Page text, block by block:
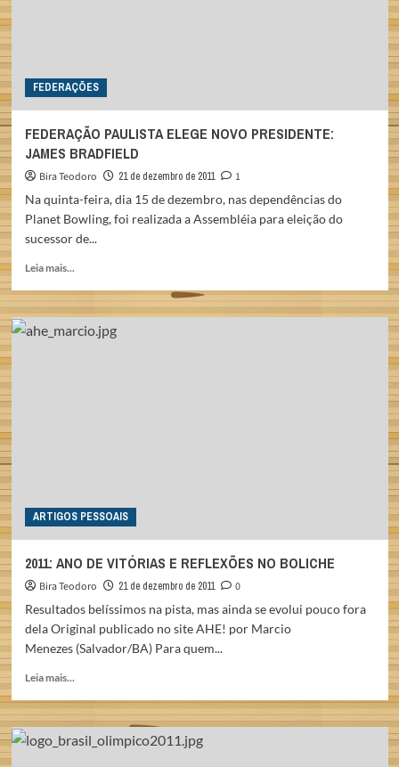
FEDERAÇÕES
FEDERAÇÃO PAULISTA ELEGE NOVO PRESIDENTE:
JAMES BRADFIELD
Bira Teodoro 21 de dezembro de 2011
1
Na quinta-feira, dia 15 de dezembro, nas dependências do
Planet Bowling, foi realizada a Assembléia para eleição do
sucessor de...
Leia mais...
FEDERAÇÃO
PAULISTA
ARTIGOS PESSOAIS
2011: ANO DE VITÓRIAS E REFLEXÕES NO BOLICHE
Bira Teodoro 21 de dezembro de 2011
0
Resultados belíssimos na pista, mas ainda se evolui pouco fora
dela Original publicado no site AHE! por Marcio
Menezes (Salvador/BA) Para quem...
Leia mais...
about
2011:
ANO